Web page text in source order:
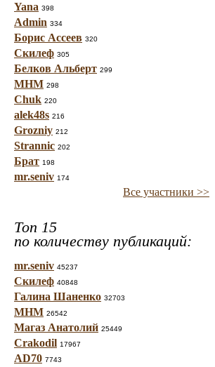
Yana 398
Admin 334
Борис Ассеев 320
Скилеф 305
Белков Альберт 299
МНМ 298
Chuk 220
alek48s 216
Grozniy 212
Strannic 202
Брат 198
mr.seniv 174
Все участники >>
Топ 15
по количеству публикаций:
mr.seniv 45237
Скилеф 40848
Галина Шаненко 32703
МНМ 26542
Магаз Анатолий 25449
Crakodil 17967
AD70 7743